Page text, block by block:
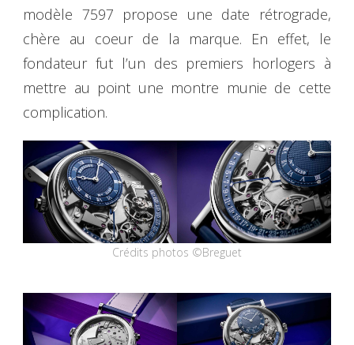
modèle 7597 propose une date rétrograde,
chère au coeur de la marque. En effet, le
fondateur fut l’un des premiers horlogers à
mettre au point une montre munie de cette
complication.
Crédits photos ©Breguet